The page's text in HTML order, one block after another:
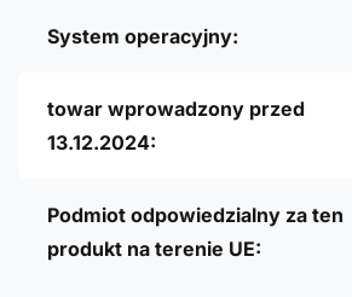
System operacyjny:
towar wprowadzony przed
13.12.2024:
Podmiot odpowiedzialny za ten
produkt na terenie UE: